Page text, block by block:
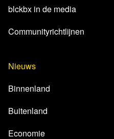
blckbx in de media
Communityrichtlijnen
Nieuws
Binnenland
Buitenland
Economie